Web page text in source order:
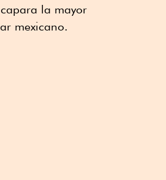
la mayor
mexicano.